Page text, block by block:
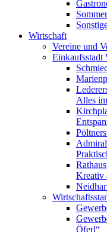
Wirtschaft
Vereine und
Einkaufsstadt
Alles
Kreativ
Öferl“